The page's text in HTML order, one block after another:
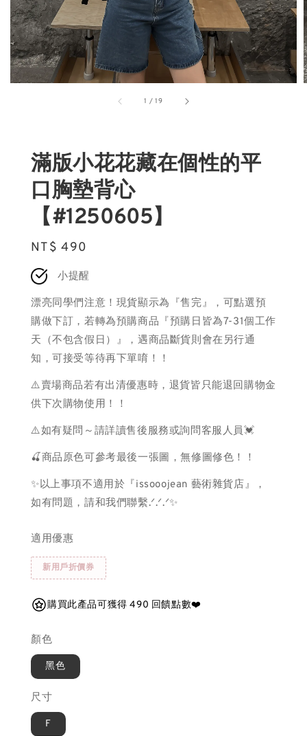
1 /19
滿版小花花藏在個性的平
口胸墊背心
【#1250605】
Regular
price
NT$ 490
小提醒
漂亮同學們注意！現貨顯示為『售完』，可點選預
購做下訂，若轉為預購商品『預購日皆為7-31個工作
天（不包含假日）』，遇商品斷貨則會在另行通
知，可接受等待再下單唷！！
⚠️賣場商品若有出清優惠時，退貨皆只能退回購物金
供下次購物使用！！
⚠️如有疑問～請詳讀售後服務或詢問客服人員💓
🍒商品原色可參考最後一張圖，無修圖修色！！
✨以上事項不適用於『issooojean 藝術雜貨店』，
如有問題，請和我們聯繫.ᐟ.ᐟ.ᐟ✨
適用優惠
新用戶折價券
購買此產品可獲得 490 回饋點數❤️
顏色
黑色
尺寸
F